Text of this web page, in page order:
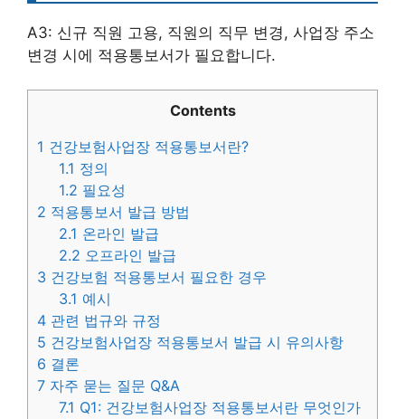
A3: 신규 직원 고용, 직원의 직무 변경, 사업장 주소
변경 시에 적용통보서가 필요합니다.
Contents
1 건강보험사업장 적용통보서란?
1.1 정의
1.2 필요성
2 적용통보서 발급 방법
2.1 온라인 발급
2.2 오프라인 발급
3 건강보험 적용통보서 필요한 경우
3.1 예시
4 관련 법규와 규정
5 건강보험사업장 적용통보서 발급 시 유의사항
6 결론
7 자주 묻는 질문 Q&A
7.1 Q1: 건강보험사업장 적용통보서란 무엇인가